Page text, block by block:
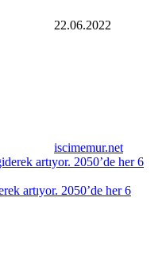
22.06.2022
iscimemur.net
artıyor. 2050’de her 6